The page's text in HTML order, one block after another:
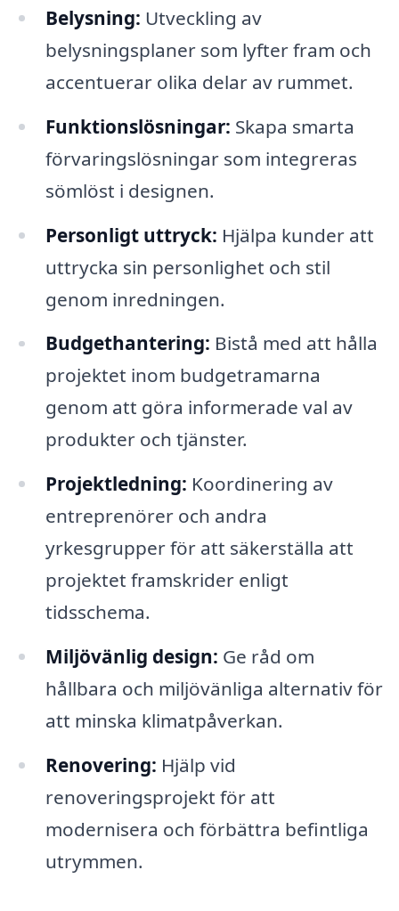
Belysning: Utveckling av
belysningsplaner som lyfter fram och
accentuerar olika delar av rummet.
Funktionslösningar: Skapa smarta
förvaringslösningar som integreras
sömlöst i designen.
Personligt uttryck: Hjälpa kunder att
uttrycka sin personlighet och stil
genom inredningen.
Budgethantering: Bistå med att hålla
projektet inom budgetramarna
genom att göra informerade val av
produkter och tjänster.
Projektledning: Koordinering av
entreprenörer och andra
yrkesgrupper för att säkerställa att
projektet framskrider enligt
tidsschema.
Miljövänlig design: Ge råd om
hållbara och miljövänliga alternativ för
att minska klimatpåverkan.
Renovering: Hjälp vid
renoveringsprojekt för att
modernisera och förbättra befintliga
utrymmen.